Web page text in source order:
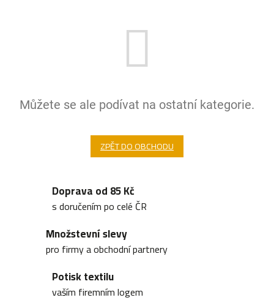
Můžete se ale podívat na ostatní kategorie.
ZPĚT DO OBCHODU
Doprava od 85 Kč
s doručením po celé ČR
Množstevní slevy
pro firmy a obchodní partnery
Potisk textilu
vaším firemním logem